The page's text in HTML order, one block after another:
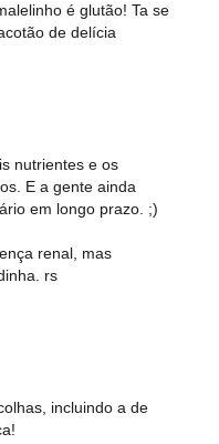
é glutão! Ta se
de delícia
nutrientes e os
E a gente ainda
em longo prazo. ;)
renal, mas
rs
incluindo a de